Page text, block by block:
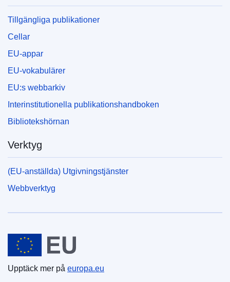
Tillgängliga publikationer
Cellar
EU-appar
EU-vokabulärer
EU:s webbarkiv
Interinstitutionella publikationshandboken
Bibliotekshörnan
Verktyg
(EU-anställda) Utgivningstjänster
Webbverktyg
Europeiska unionen
Upptäck mer på europa.eu